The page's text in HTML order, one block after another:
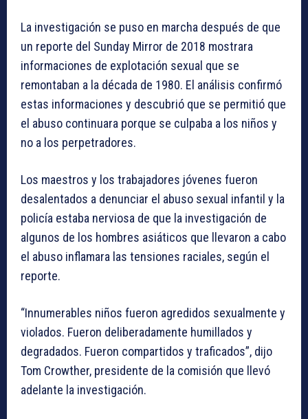
La investigación se puso en marcha después de que
un reporte del Sunday Mirror de 2018 mostrara
informaciones de explotación sexual que se
remontaban a la década de 1980. El análisis confirmó
estas informaciones y descubrió que se permitió que
el abuso continuara porque se culpaba a los niños y
no a los perpetradores.
Los maestros y los trabajadores jóvenes fueron
desalentados a denunciar el abuso sexual infantil y la
policía estaba nerviosa de que la investigación de
algunos de los hombres asiáticos que llevaron a cabo
el abuso inflamara las tensiones raciales, según el
reporte.
“Innumerables niños fueron agredidos sexualmente y
violados. Fueron deliberadamente humillados y
degradados. Fueron compartidos y traficados”, dijo
Tom Crowther, presidente de la comisión que llevó
adelante la investigación.